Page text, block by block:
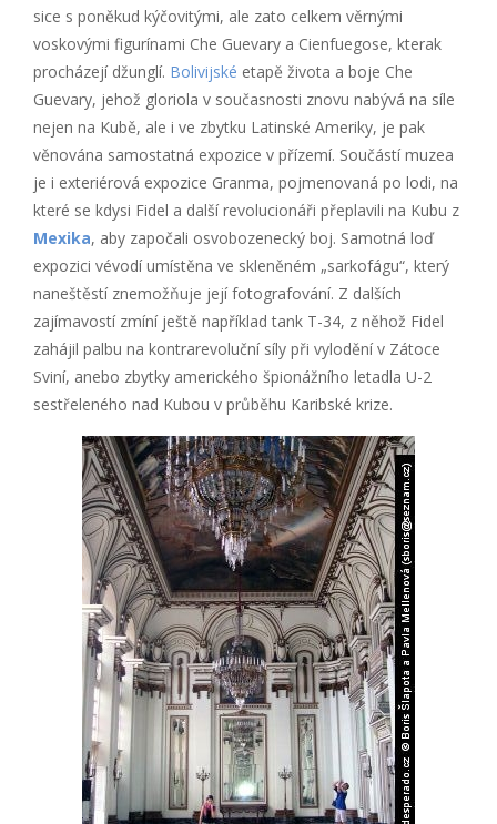
sice s poněkud kýčovitými, ale zato celkem věrnými
voskovými figurínami Che Guevary a Cienfuegose, kterak
procházejí džunglí. Bolivijské etapě života a boje Che
Guevary, jehož gloriola v současnosti znovu nabývá na síle
nejen na Kubě, ale i ve zbytku Latinské Ameriky, je pak
věnována samostatná expozice v přízemí. Součástí muzea
je i exteriérová expozice Granma, pojmenovaná po lodi, na
které se kdysi Fidel a další revolucionáři přeplavili na Kubu z
Mexika, aby započali osvobozenecký boj. Samotná loď
expozici vévodí umístěna ve skleněném „sarkofágu“, který
naneštěstí znemožňuje její fotografování. Z dalších
zajímavostí zmíní ještě například tank T-34, z něhož Fidel
zahájil palbu na kontrarevoluční síly při vylodění v Zátoce
Sviní, anebo zbytky amerického špionážního letadla U-2
sestřeleného nad Kubou v průběhu Karibské krize.